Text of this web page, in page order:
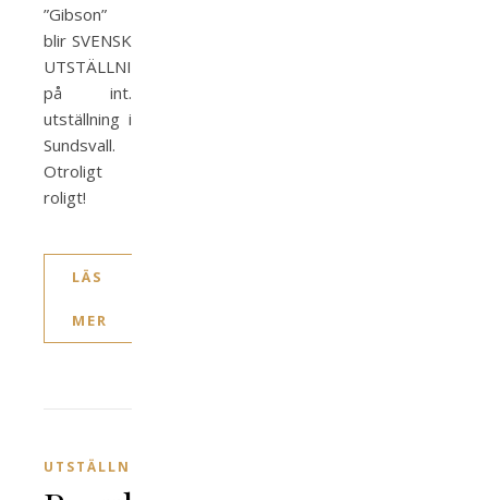
”Gibson”
blir SVENSK
UTSTÄLLNINGSCHAMPION
på int.
utställning i
Sundsvall.
Otroligt
roligt!
LÄS
MER
UTSTÄLLNING